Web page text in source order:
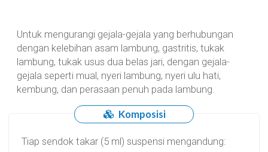
Untuk mengurangi gejala-gejala yang berhubungan
dengan kelebihan asam lambung, gastritis, tukak
lambung, tukak usus dua belas jari, dengan gejala-
gejala seperti mual, nyeri lambung, nyeri ulu hati,
kembung, dan perasaan penuh pada lambung.
Komposisi
Tiap sendok takar (5 ml) suspensi mengandung: